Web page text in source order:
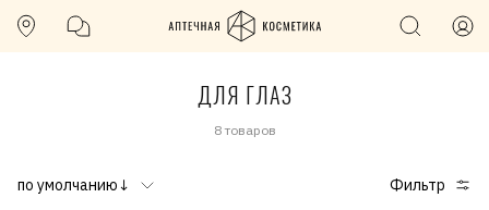
ДЛЯ ГЛАЗ
8 товаров
по умолчанию↓ Фильтр